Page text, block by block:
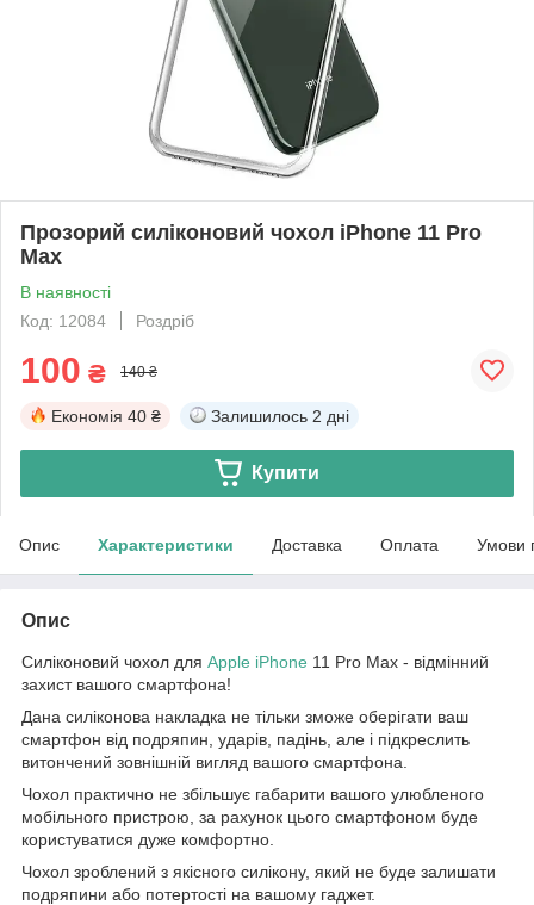
Прозорий силіконовий чохол iPhone 11 Pro
Max
В наявності
Код: 12084
Роздріб
100 ₴ 140 ₴
Економія 40 ₴ Залишилось 2 дні
Купити
Опис Характеристики Доставка Оплата Умови
Опис
Силіконовий чохол для Apple iPhone 11 Pro Max - відмінний
захист вашого смартфона!
Дана силіконова накладка не тільки зможе оберігати ваш
смартфон від подряпин, ударів, падінь, але і підкреслить
витончений зовнішній вигляд вашого смартфона.
Чохол практично не збільшує габарити вашого улюбленого
мобільного пристрою, за рахунок цього смартфоном буде
користуватися дуже комфортно.
Чохол зроблений з якісного силікону, який не буде залишати
подряпини або потертості на вашому гаджет.